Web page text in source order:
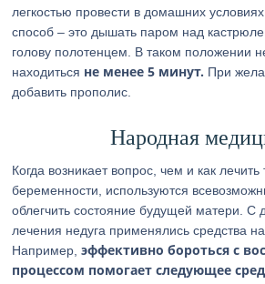
легкостью провести в домашних
способ – это дышать паром над
голову полотенцем. В таком положении
находиться не менее 5 минут. При
добавить прополис.
Народная
Когда возникает вопрос, чем и как лечить
беременности, используются
облегчить состояние будущей матери. С
лечения недуга применялись средства
Например,эффективно бороться с
процессом помогает следующее